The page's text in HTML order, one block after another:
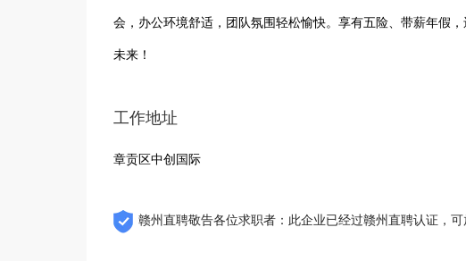
会，办公环境舒适，团队氛围轻松愉快。享有五险、带薪年假
未来！
工作地址
章贡区中创国际
赣州直聘敬告各位求职者：此企业已经过赣州直聘认证，